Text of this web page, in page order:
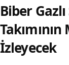
Biber
İzleyecek